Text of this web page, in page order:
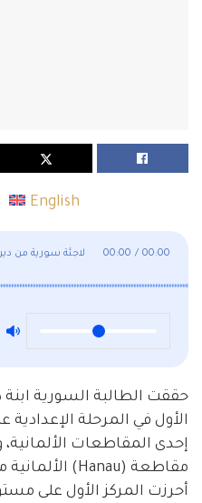
English
لاجئة سورية من 00:00 / 00:00
حققت الطالبة السورية ابنة
الأول في المرحلة
إحدى المقاطعات
أحرزت المركز الأول على